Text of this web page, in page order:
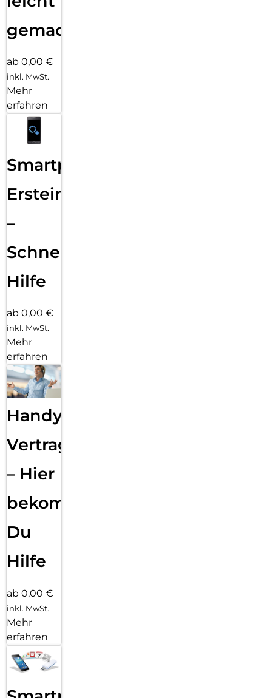
gemacht!
ab 0,00 €
inkl. MwSt.
Mehr
erfahren
Smartphone
Ersteinrichtung
–
Schnelle
Hilfe
ab 0,00 €
inkl. MwSt.
Mehr
erfahren
Handy
Vertragsabwicklung
– Hier
bekommst
Du
Hilfe
ab 0,00 €
inkl. MwSt.
Mehr
erfahren